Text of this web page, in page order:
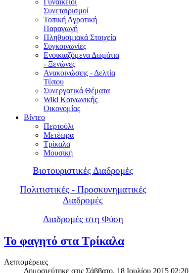
Γυναικείοι
Συνεταιρισμοί
Τοπική Αγροτική
Παραγωγή
Πληθυσμιακά Στοιχεία
Συγκοινωνίες
Ενοικιαζόμενα Δωμάτια
- Ξενώνες
Ανακοινώσεις - Δελτία
Τύπου
Συνεργατικά Θέματα
Wiki Κοινωνικής
Οικονομίας
Βίντεο
Περτούλι
Μετέωρα
Τρίκαλα
Μουσική
Βιοτουριστικές Διαδρομές
Πολιτιστικές - Προσκυνηματικές
Διαδρομές
Διαδρομές στη Φύση
Το φαγητό στα Τρίκαλα
Λεπτομέρειες
Δημοσιεύτηκε στις Σάββατο, 18 Ιουλίου 2015 02:20